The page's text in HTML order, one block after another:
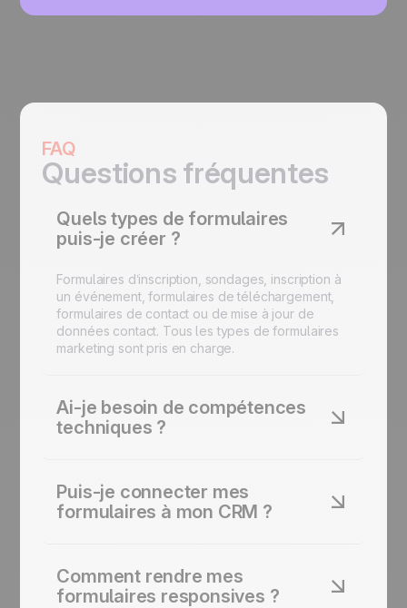
FAQ
Questions fréquentes
Quels types de formulaires
puis-je créer ?
Formulaires d’inscription, sondages, inscription à
un événement, formulaires de téléchargement,
formulaires de contact ou de mise à jour de
données contact. Tous les types de formulaires
marketing sont pris en charge.
Ai-je besoin de compétences
techniques ?
avez besoin, choisissez votre mise en page et
publiez. Les formulaires sont conçus pour être
faciles à créer sans code.
Puis-je connecter mes
formulaires à mon CRM ?
contact et peut déclencher des workflows
automatisés, des scores de leads ou des
notifications d’équipe.
Comment rendre mes
formulaires responsives ?